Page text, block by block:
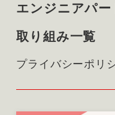
エンジニアパー
取り組み一覧
プライバシーポリ